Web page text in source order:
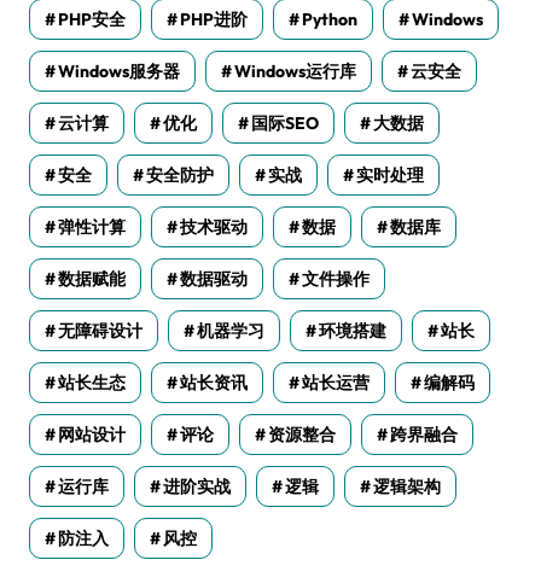
PHP安全 PHP进阶 Python Windows
Windows服务器 Windows运行库 云安全
云计算 优化 国际SEO 大数据
安全 安全防护 实战 实时处理
弹性计算 技术驱动 数据 数据库
数据赋能 数据驱动 文件操作
无障碍设计 机器学习 环境搭建 站长
站长生态 站长资讯 站长运营 编解码
网站设计 评论 资源整合 跨界融合
运行库 进阶实战 逻辑 逻辑架构
防注入 风控